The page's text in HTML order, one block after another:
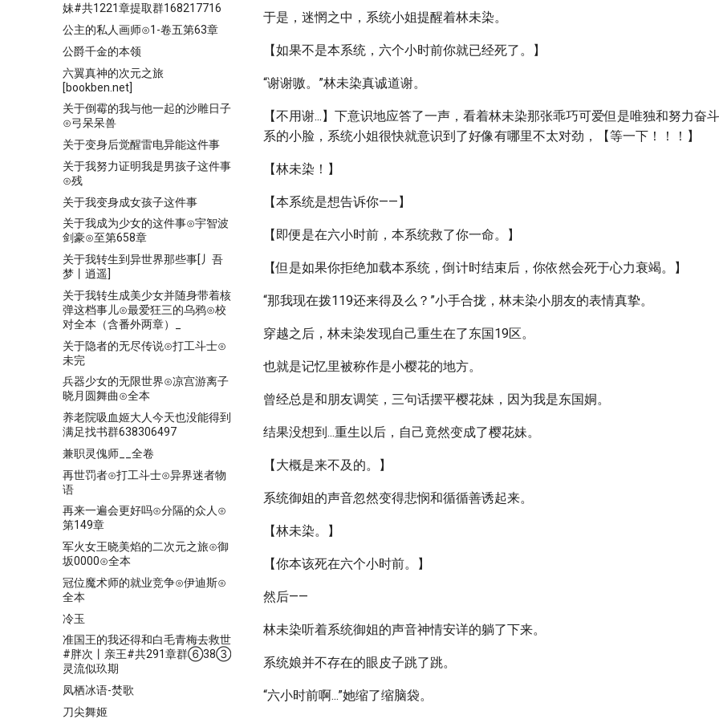
妹#共1221章提取群168217716
公主的私人画师⊙1-卷五第63章
公爵千金的本领
六翼真神的次元之旅
[bookben.net]
关于倒霉的我与他一起的沙雕日子
⊙弓呆呆兽
关于变身后觉醒雷电异能这件事
关于我努力证明我是男孩子这件事
⊙残
关于我变身成女孩子这件事
关于我成为少女的这件事⊙宇智波
剑豪⊙至第658章
关于我转生到异世界那些事[丿吾
梦丨逍遥]
关于我转生成美少女并随身带着核
弹这档事儿⊙最爱狂三的乌鸦⊙校
对全本（含番外两章）_
关于隐者的无尽传说⊙打工斗士⊙
未完
兵器少女的无限世界⊙凉宫游离子
晓月圆舞曲⊙全本
养老院吸血姬大人今天也没能得到
满足找书群638306497
兼职灵傀师__全卷
再世罚者⊙打工斗士⊙异界迷者物
语
再来一遍会更好吗⊙分隔的众人⊙
第149章
军火女王晓美焰的二次元之旅⊙御
坂0000⊙全本
冠位魔术师的就业竞争⊙伊迪斯⊙
全本
冷玉
准国王的我还得和白毛青梅去救世
#胖次丨亲王#共291章群⑥38③
灵流似玖期
凤栖冰语-焚歌
刀尖舞姬
于是，迷惘之中，系统小姐提醒着林未染。
【如果不是本系统，六个小时前你就已经死了。】
“谢谢嗷。”林未染真诚道谢。
【不用谢...】下意识地应答了一声，看着林未染那张乖巧可爱但是唯独和努力奋
系的小脸，系统小姐很快就意识到了好像有哪里不太对劲，【等一下！！！】
【林未染！】
【本系统是想告诉你——】
【即便是在六小时前，本系统救了你一命。】
【但是如果你拒绝加载本系统，倒计时结束后，你依然会死于心力衰竭。】
“那我现在拨119还来得及么？”小手合拢，林未染小朋友的表情真挚。
穿越之后，林未染发现自己重生在了东国19区。
也就是记忆里被称作是小樱花的地方。
曾经总是和朋友调笑，三句话摆平樱花妹，因为我是东国姛。
结果没想到...重生以后，自己竟然变成了樱花妹。
【大概是来不及的。】
系统御姐的声音忽然变得悲悯和循循善诱起来。
【林未染。】
【你本该死在六个小时前。】
然后——
林未染听着系统御姐的声音神情安详的躺了下来。
系统娘并不存在的眼皮子跳了跳。
“六小时前啊...”她缩了缩脑袋。